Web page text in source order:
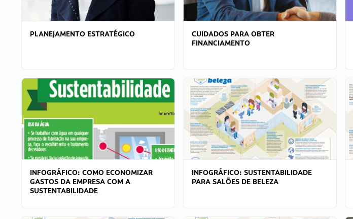
PLANEJAMENTO ESTRATÉGICO
CUIDADOS PARA OBTER
FINANCIAMENTO
INFOGRÁFICO: COMO ECONOMIZAR
GASTOS DA EMPRESA COM A
SUSTENTABILIDADE
INFOGRÁFICO: SUSTENTABILIDADE
PARA SALÕES DE BELEZA